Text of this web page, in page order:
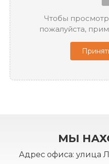
Чтобы
пожалуйста,
МЫ
Адрес офиса: улица